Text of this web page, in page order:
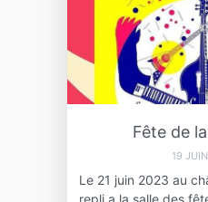
Fête de
19
Le 21 juin 2023 au
repli a la salle des